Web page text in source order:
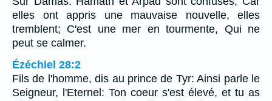
elles ont appris une mauvaise nouvelle, elles
tremblent; C'est une mer en tourmente, Qui ne
peut se calmer.
Ézéchiel 28:2
Fils de l'homme, dis au prince de Tyr: Ainsi parle le
Seigneur, l'Eternel: Ton coeur s'est élevé, et tu as